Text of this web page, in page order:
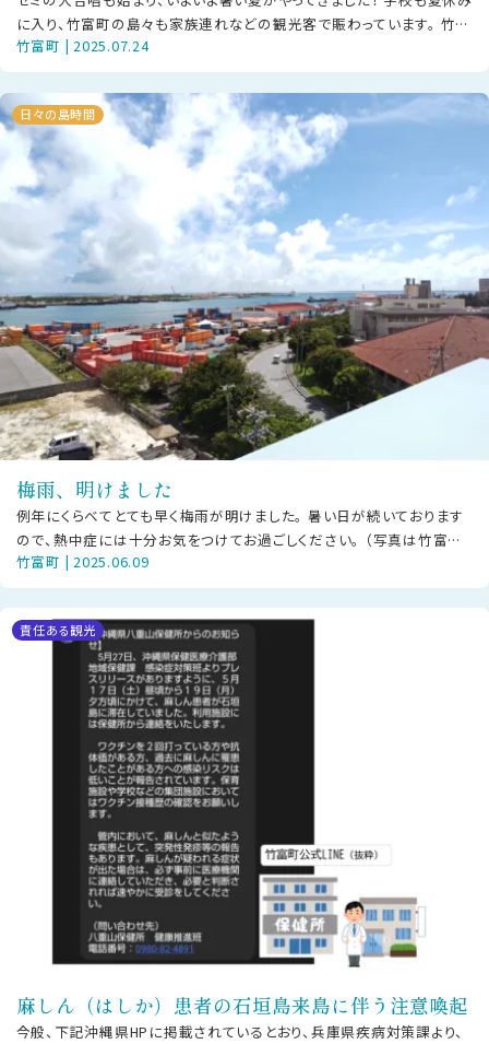
に入り、竹富町の島々も家族連れなどの観光客で賑わっています。 竹富
町には、町が指定している海
竹富町 | 2025.07.24
日々の島時間
梅雨、明けました
例年にくらべてとても早く梅雨が明けました。 暑い日が続いております
ので、熱中症には十分お気をつけてお過ごしください。 （写真は竹富町
役場から撮った石垣島の港付近
竹富町 | 2025.06.09
責任ある観光
麻しん（はしか）患者の石垣島来島に伴う注意喚起
今般、下記沖縄県HPに掲載されているとおり、兵庫県疾病対策課より、